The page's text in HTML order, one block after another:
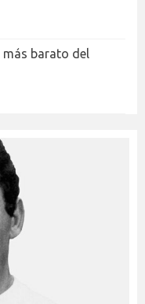
más barato del